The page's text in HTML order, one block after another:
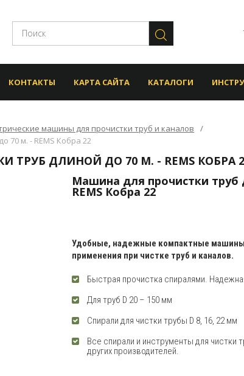
КОНТАКТЫ КАРТА САЙТА КАТАЛОГИ
машины для прочистки труб и каналов
70 м. - REMS Кобра 22
ДЛИНОЙ ДО 70 М. - REMS КОБРА
Машина для прочистки труб
REMS Кобра 22
Удобные, надежные компактные машины
применения при чистке труб и каналов.
Быстрая прочистка спиралями.
Для труб D 20 – 150 мм
Спирали для чистки трубы D 8, 16, 22 мм
Все спирали и инструменты для чистки
других производителей.